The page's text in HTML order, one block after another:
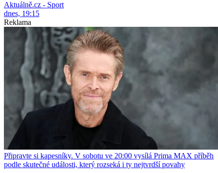
Aktuálně.cz - Sport
dnes, 19:15
Reklama
Připravte si kapesníky. V sobotu ve 20:00 vysílá Prima MAX příběh
podle skutečné události, který rozseká i ty nejtvrdší povahy